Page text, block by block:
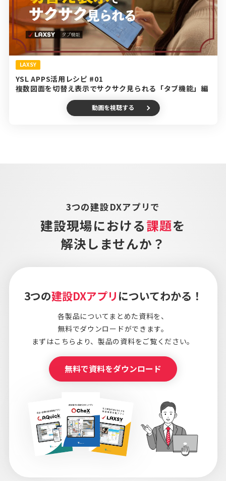
LAXSY
YSL APPS活用レシピ #01
複数図面を切替え表示でサクサク見られる「タブ機能」編
動画を視聴する
3つの建設DXアプリで
建設現場における課題を
解決しませんか？
3つの建設DXアプリ についてわかる！
各製品についてまとめた資料を、
無料でダウンロードができます。
まずはこちらより、製品の資料をご覧ください。
無料で資料をダウンロード